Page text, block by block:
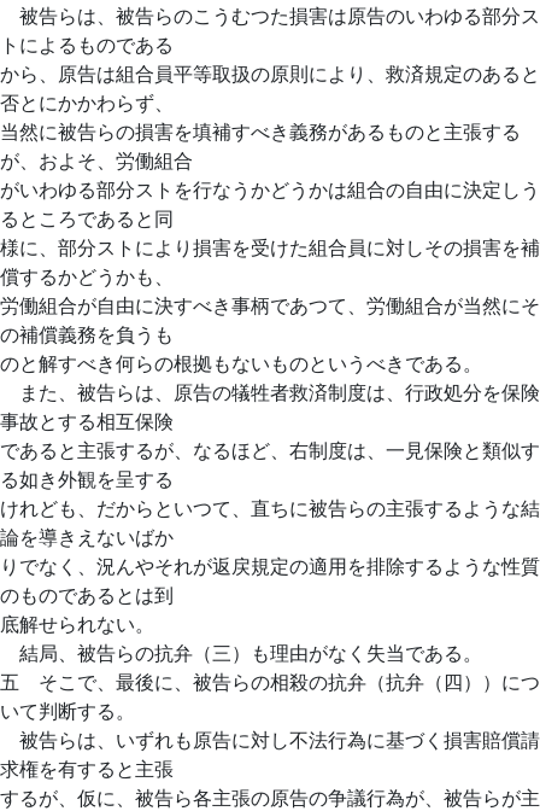
被告らは、被告らのこうむつた損害は原告のいわゆる部分ス
トによるものである
から、原告は組合員平等取扱の原則により、救済規定のあると
否とにかかわらず、
当然に被告らの損害を填補すべき義務があるものと主張する
が、およそ、労働組合
がいわゆる部分ストを行なうかどうかは組合の自由に決定しう
るところであると同
様に、部分ストにより損害を受けた組合員に対しその損害を補
償するかどうかも、
労働組合が自由に決すべき事柄であつて、労働組合が当然にそ
の補償義務を負うも
のと解すべき何らの根拠もないものというべきである。
また、被告らは、原告の犠牲者救済制度は、行政処分を保険
事故とする相互保険
であると主張するが、なるほど、右制度は、一見保険と類似す
る如き外観を呈する
けれども、だからといつて、直ちに被告らの主張するような結
論を導きえないばか
りでなく、況んやそれが返戻規定の適用を排除するような性質
のものであるとは到
底解せられない。
結局、被告らの抗弁（三）も理由がなく失当である。
五 そこで、最後に、被告らの相殺の抗弁（抗弁（四））につ
いて判断する。
被告らは、いずれも原告に対し不法行為に基づく損害賠償請
求権を有すると主張
するが、仮に、被告ら各主張の原告の争議行為が、被告らが主